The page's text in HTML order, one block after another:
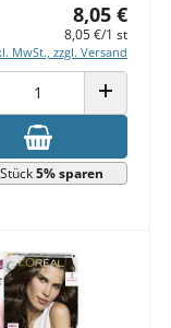
8,05 €
8,05 €/1 st
MwSt., zzgl. Versand
VERRINGERN ANZAHL
5% sparen